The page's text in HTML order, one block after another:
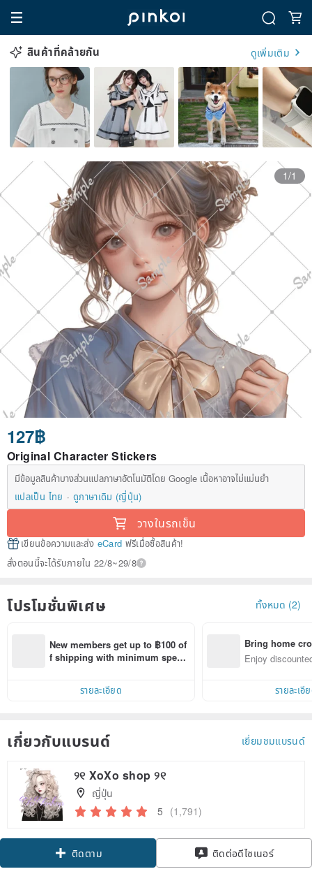
สินค้าที่คล้ายกัน ดูเพิ่มเติม
1/1
127฿
Original Character Stickers
มีข้อมูลสินค้าบางส่วนแปลภาษาอัตโนมัติโดย Google เนื้อหาอาจไม่แม่นยำ
แปลเป็น ไทย
ดูภาษาเดิม (ญี่ปุ่น)
วางในรถเข็น
เขียนข้อความและส่ง eCard ฟรีเมื่อซื้อสินค้า!
สั่งตอนนี้จะได้รับภายใน 22/8~29/8
โปรโมชั่นพิเศษ ทั้งหมด (2)
New members get up to ฿100 of
f shipping with minimum spen
รายละเอียด
Bring home
n with ease
Enjoy
รายละเอี
เกี่ยวกับแบรนด์ เยี่ยมชมแบรนด์
୨୧ XoXo shop ୨୧
ญี่ปุ่น
5 (1,791)
ติดตาม ติดต่อดีไซเนอร์